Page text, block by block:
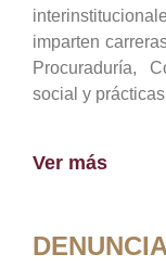
imparten
Procuraduría,
social y
Ver más